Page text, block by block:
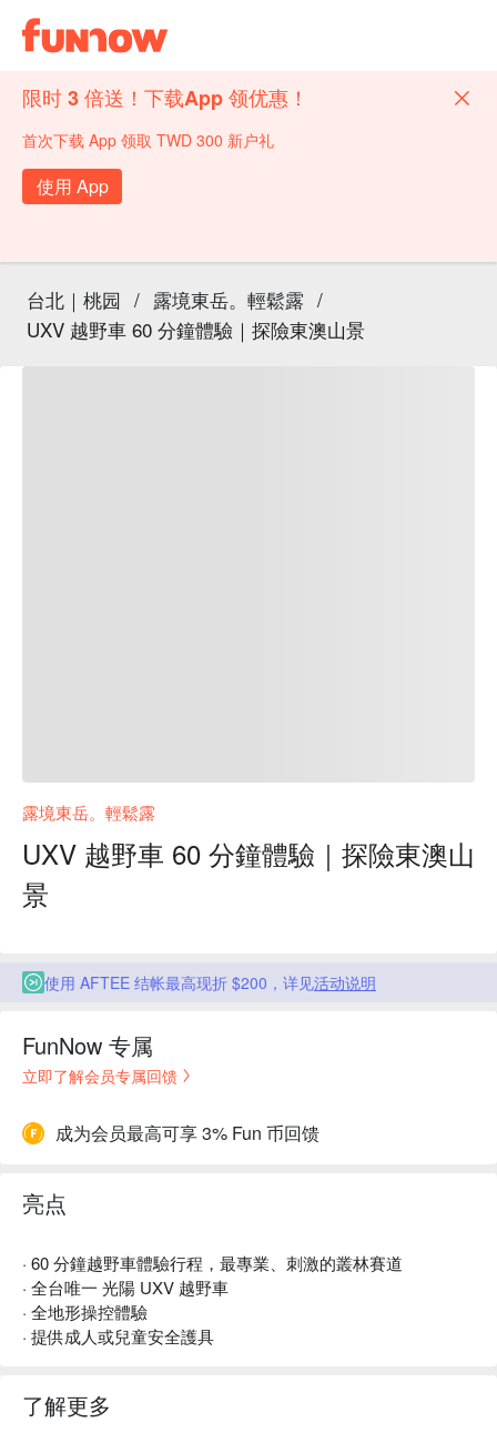
限时 3 倍送！下载App 领优惠！
首次下载 App 领取 TWD 300 新户礼
使用 App
台北｜桃园 / 露境東岳。輕鬆露 /
UXV 越野車 60 分鐘體驗｜探險東澳山景
露境東岳。輕鬆露
UXV 越野車 60 分鐘體驗｜探險東澳山
景
使用 AFTEE 结帐最高现折 $200，详见活动说明
FunNow 专属
立即了解会员专属回馈
成为会员最高可享 3% Fun 币回馈
亮点
· 60 分鐘越野車體驗行程，最專業、刺激的叢林賽道
· 全台唯一 光陽 UXV 越野車
· 全地形操控體驗
· 提供成人或兒童安全護具
了解更多